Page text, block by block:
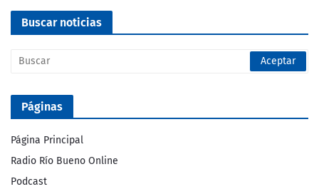
Buscar noticias
Páginas
Página Principal
Radio Río Bueno Online
Podcast